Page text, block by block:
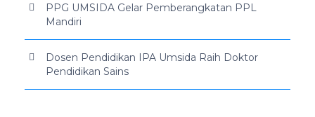
PPG UMSIDA Gelar Pemberangkatan PPL
Mandiri
Dosen Pendidikan IPA Umsida Raih Doktor
Pendidikan Sains